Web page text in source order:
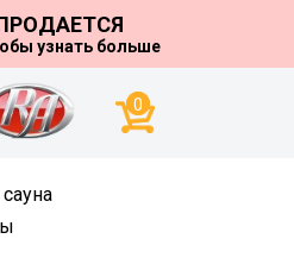
узнать больше
0